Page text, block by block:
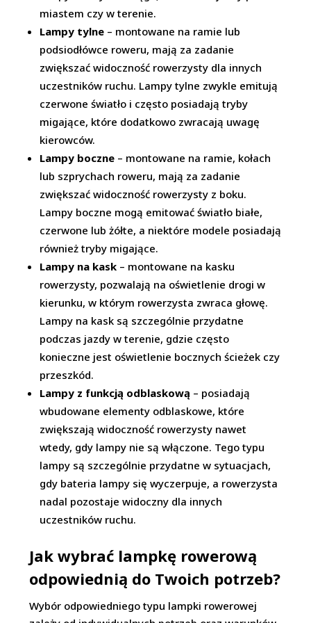
miastem czy w terenie.
Lampy tylne – montowane na ramie lub
podsiodłówce roweru, mają za zadanie
zwiększać widoczność rowerzysty dla innych
uczestników ruchu. Lampy tylne zwykle emitują
czerwone światło i często posiadają tryby
migające, które dodatkowo zwracają uwagę
kierowców.
Lampy boczne – montowane na ramie, kołach
lub szprychach roweru, mają za zadanie
zwiększać widoczność rowerzysty z boku.
Lampy boczne mogą emitować światło białe,
czerwone lub żółte, a niektóre modele posiadają
również tryby migające.
Lampy na kask – montowane na kasku
rowerzysty, pozwalają na oświetlenie drogi w
kierunku, w którym rowerzysta zwraca głowę.
Lampy na kask są szczególnie przydatne
podczas jazdy w terenie, gdzie często
konieczne jest oświetlenie bocznych ścieżek czy
przeszkód.
Lampy z funkcją odblaskową – posiadają
wbudowane elementy odblaskowe, które
zwiększają widoczność rowerzysty nawet
wtedy, gdy lampy nie są włączone. Tego typu
lampy są szczególnie przydatne w sytuacjach,
gdy bateria lampy się wyczerpuje, a rowerzysta
nadal pozostaje widoczny dla innych
uczestników ruchu.
Jak wybrać lampkę rowerową
odpowiednią do Twoich potrzeb?
Wybór odpowiedniego typu lampki rowerowej